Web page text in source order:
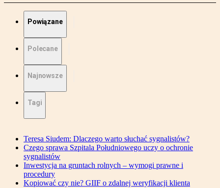
Powiązane
Polecane
Najnowsze
Tagi
Teresa Siudem: Dlaczego warto słuchać sygnalistów?
Czego sprawa Szpitala Południowego uczy o ochronie
sygnalistów
Inwestycja na gruntach rolnych – wymogi prawne i
procedury
Kopiować czy nie? GIIF o zdalnej weryfikacji klienta